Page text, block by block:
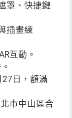
罩、快捷鍵
插畫練
互動。
日，額滿
市中山區合